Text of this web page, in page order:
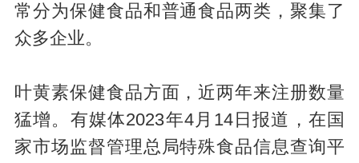
常分为保健食品和普通食品两类，聚集了
众多企业。
叶黄素保健食品方面，近两年来注册数量
猛增。有媒体2023年4月14日报道，在国
家市场监督管理总局特殊食品信息查询平